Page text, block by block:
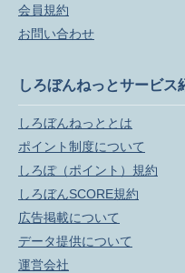
会員規約
お問い合わせ
しろぼんねっとサービス
しろぼんねっととは
ポイント制度について
しろぽ（ポイント）規約
しろぼんSCORE規約
広告掲載について
データ提供について
運営会社